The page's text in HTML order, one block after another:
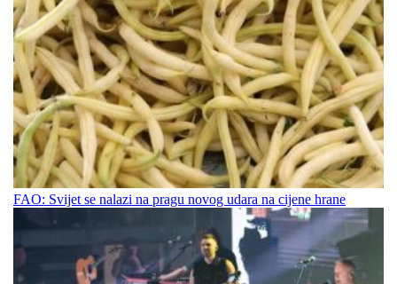
FAO: Svijet se nalazi na pragu novog udara na cijene hrane